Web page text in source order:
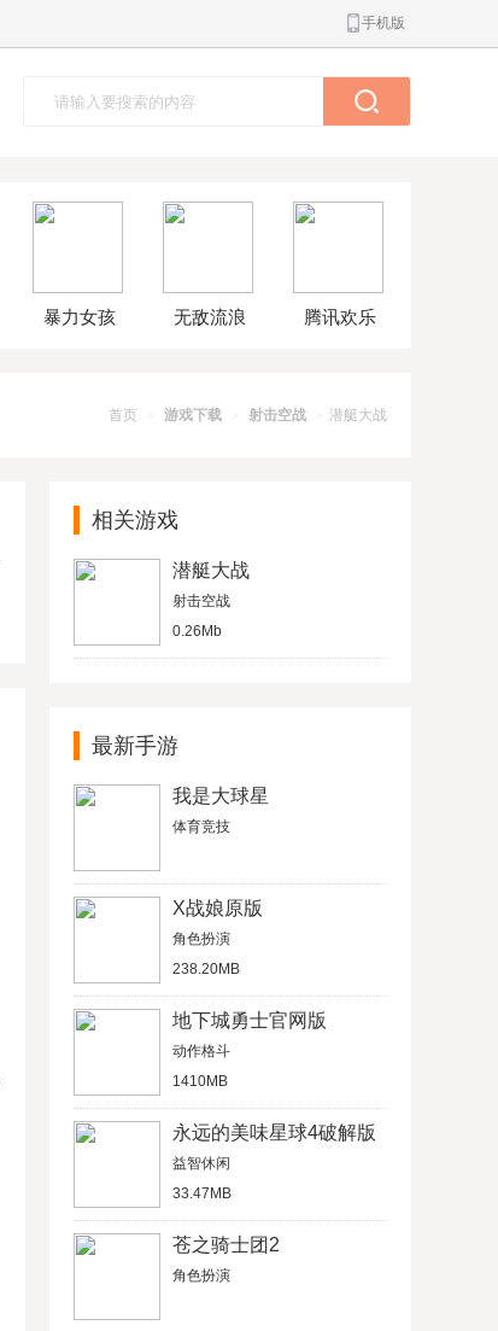
手机版
暴力女孩 无敌流浪 腾讯欢乐
版
首页 > 游戏下载 > 射击空战 > 潜艇大战
相关游戏
潜艇大战
射击空战
0.26Mb
最新手游
我是大球星
体育竞技
X战娘原版
角色扮演
238.20MB
地下城勇士官网版
动作格斗
1410MB
永远的美味星球4破解版
益智休闲
33.47MB
苍之骑士团2
角色扮演